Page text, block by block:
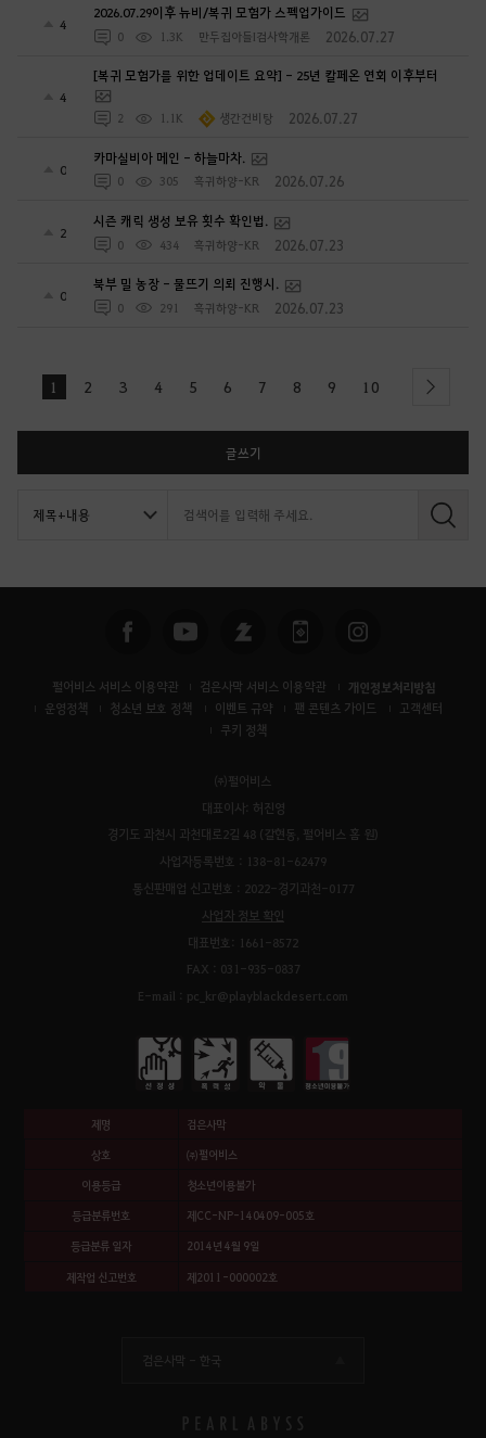
4
2026.07.29이후 뉴비/복귀 모험가 스펙업가이드
0 1.3K 만두집아들I검사학개론 2026.07.27
4
[복귀 모험가를 위한 업데이트 요약] - 25년 칼페온 연회 이후부터
2 1.1K 생간건비탕 2026.07.27
0
카마실비아 메인 - 하늘마차.
0 305 흑귀하양-KR 2026.07.26
2
시즌 캐릭 생성 보유 횟수 확인법.
0 434 흑귀하양-KR 2026.07.23
0
북부 밀 농장 - 물뜨기 의뢰 진행시.
0 291 흑귀하양-KR 2026.07.23
1 2 3 4 5 6 7 8 9 10 next
글쓰기
검
펄어비스 서비스 이용약관 검은사막 서비스 이용약관 개인정보처리방침
운영정책 청소년 보호 정책 이벤트 규약 팬 콘텐츠 가이드
고객센터
쿠키 정책
㈜펄어비스
대표이사: 허진영
경기도 과천시 과천대로2길 48 (갈현동, 펄어비스 홈 원)
사업자등록번호 : 138-81-62479
통신판매업 신고번호 : 2022-경기과천-0177
사업자 정보 확인
대표번호: 1661-8572
FAX : 031-935-0837
E-mail : pc_kr@playblackdesert.com
제명 검은사막
상호 ㈜펄어비스
이용등급 청소년이용불가
등급분류번호 제CC-NP-140409-005호
등급분류 일자 2014년 4월 9일
제작업 신고번호 제2011-000002호
검은사막 - 한국